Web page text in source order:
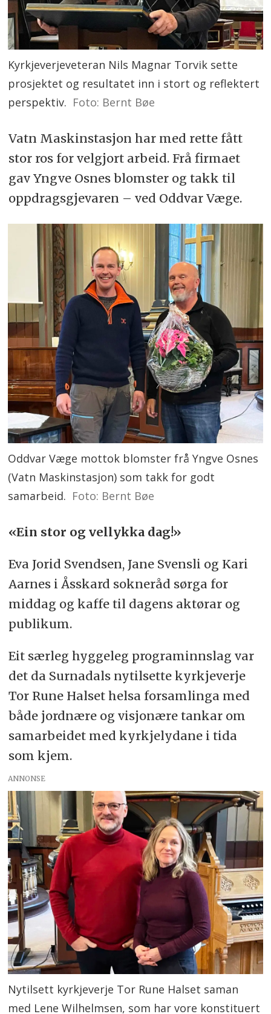
Kyrkjeverjeveteran Nils Magnar Torvik sette
prosjektet og resultatet inn i stort og reflektert
perspektiv. Foto: Bernt Bøe
Vatn Maskinstasjon har med rette fått
stor ros for velgjort arbeid. Frå firmaet
gav Yngve Osnes blomster og takk til
oppdragsgjevaren – ved Oddvar Væge.
Oddvar Væge mottok blomster frå Yngve Osnes
(Vatn Maskinstasjon) som takk for godt
samarbeid. Foto: Bernt Bøe
«Ein stor og vellykka dag!»
Eva Jorid Svendsen, Jane Svensli og Kari
Aarnes i Åsskard sokneråd sørga for
middag og kaffe til dagens aktørar og
publikum.
Eit særleg hyggeleg programinnslag var
det da Surnadals nytilsette kyrkjeverje
Tor Rune Halset helsa forsamlinga med
både jordnære og visjonære tankar om
samarbeidet med kyrkjelydane i tida
som kjem.
ANNONSE
Nytilsett kyrkjeverje Tor Rune Halset saman
med Lene Wilhelmsen, som har vore konstituert